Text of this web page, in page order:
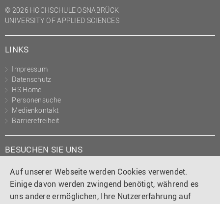
Auf unserer Webseite werden Cookies verwendet.
Einige davon werden zwingend benötigt, während es
uns andere ermöglichen, Ihre Nutzererfahrung auf
Prozessmanagement
Recht
Studium und Lehre
Transfer- und
Innovationsmanagement
© 2026 HOCHSCHULE OSNABRÜCK
UNIVERSITY OF APPLIED SCIENCES
LINKS
Impressum
Datenschutz
HS Home
Personensuche
Medienkontakt
Barrierefreiheit
BESUCHEN SIE UNS
Instagram
TiktokLinkedIn
YouTube
Facebook